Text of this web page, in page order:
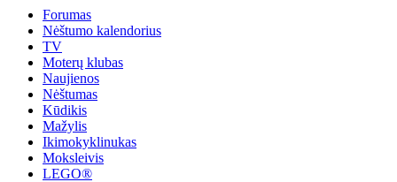
Forumas
Nėštumo kalendorius
TV
Moterų klubas
Naujienos
Nėštumas
Kūdikis
Mažylis
Ikimokyklinukas
Moksleivis
LEGO®